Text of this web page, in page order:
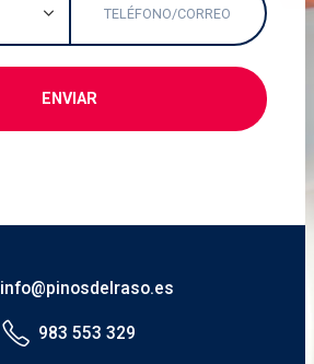
info@pinosdelraso.es
983 553 329